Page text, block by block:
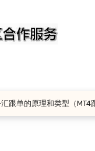
跟单的原理和类型（MT4